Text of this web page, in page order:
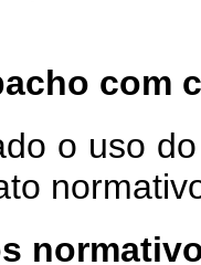
com
o uso